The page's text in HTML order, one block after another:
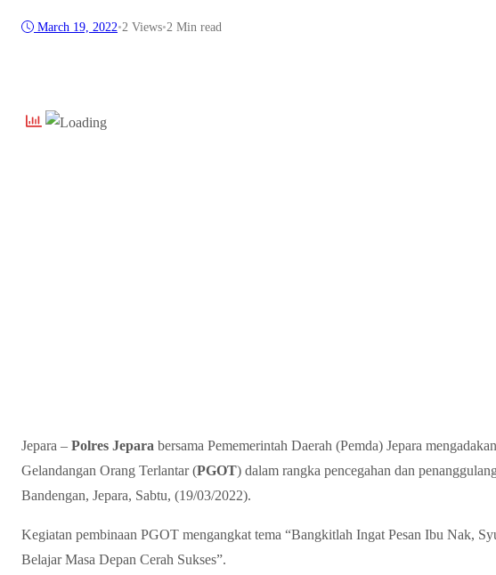
March 19, 2022•2 Views•2 Min read
Jepara – Polres Jepara bersama Pememerintah Daerah (Pemda) Jepara
Gelandangan Orang Terlantar (PGOT) dalam rangka pencegahan dan
Bandengan, Jepara, Sabtu, (19/03/2022).
Kegiatan pembinaan PGOT mengangkat tema “Bangkitlah Ingat Pesan Ibu Nak,
Belajar Masa Depan Cerah Sukses”.